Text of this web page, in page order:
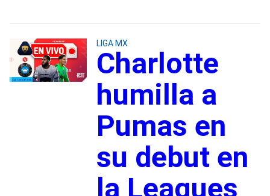
LIGA MX
Charlotte
humilla a
Pumas en
su debut en
la Leagues